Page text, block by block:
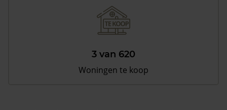
3 van 620
Woningen te koop